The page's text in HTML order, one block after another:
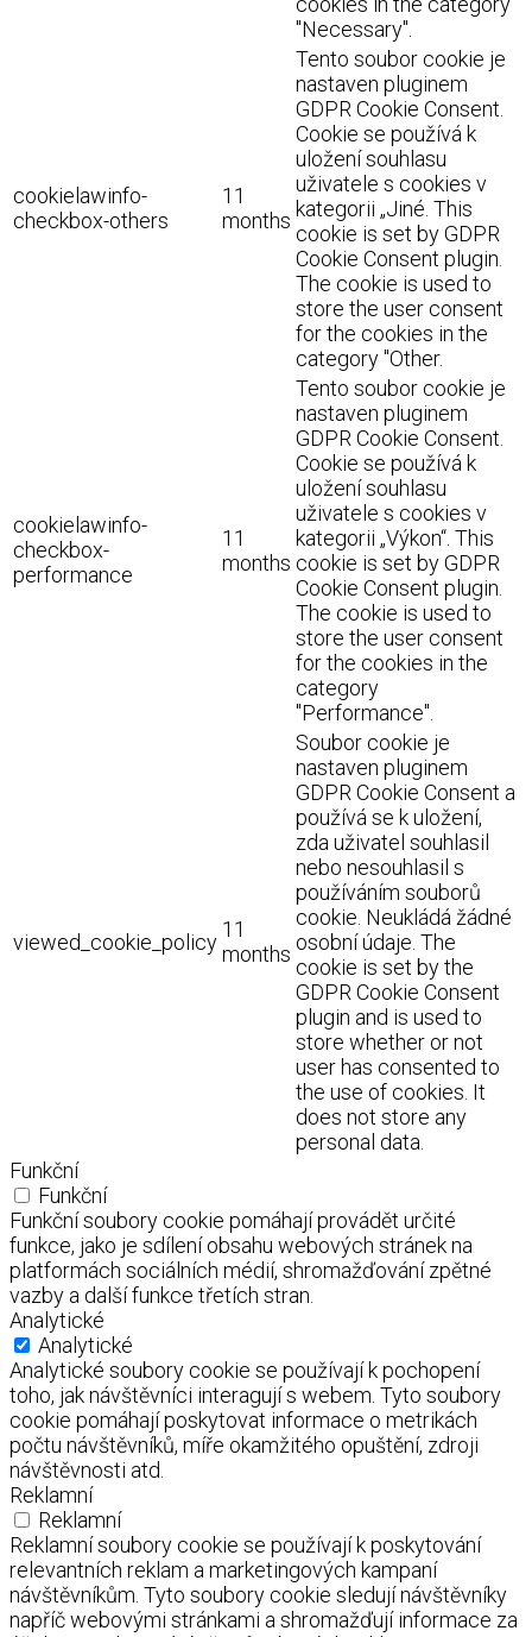
"Necessary".
cookielawinfo-
checkbox-others
11
months
Tento soubor cookie je
nastaven pluginem
GDPR Cookie Consent.
Cookie se používá k
uložení souhlasu
uživatele s cookies v
kategorii „Jiné. This
cookie is set by GDPR
Cookie Consent plugin.
The cookie is used to
store the user consent
for the cookies in the
category "Other.
cookielawinfo-
checkbox-
performance
11
months
Tento soubor cookie je
nastaven pluginem
GDPR Cookie Consent.
Cookie se používá k
uložení souhlasu
uživatele s cookies v
kategorii „Výkon“. This
cookie is set by GDPR
Cookie Consent plugin.
The cookie is used to
store the user consent
for the cookies in the
category
"Performance".
viewed_cookie_policy
11
months
Soubor cookie je
nastaven pluginem
GDPR Cookie Consent a
používá se k uložení,
zda uživatel souhlasil
nebo nesouhlasil s
používáním souborů
cookie. Neukládá žádné
osobní údaje. The
cookie is set by the
GDPR Cookie Consent
plugin and is used to
store whether or not
user has consented to
the use of cookies. It
does not store any
personal data.
Funkční
Funkční
Funkční soubory cookie pomáhají provádět určité
funkce, jako je sdílení obsahu webových stránek na
platformách sociálních médií, shromažďování zpětné
vazby a další funkce třetích stran.
Analytické
Analytické
Analytické soubory cookie se používají k pochopení
toho, jak návštěvníci interagují s webem. Tyto soubory
cookie pomáhají poskytovat informace o metrikách
počtu návštěvníků, míře okamžitého opuštění, zdroji
návštěvnosti atd.
Reklamní
Reklamní
Reklamní soubory cookie se používají k poskytování
relevantních reklam a marketingových kampaní
návštěvníkům. Tyto soubory cookie sledují návštěvníky
napříč webovými stránkami a shromažďují informace za